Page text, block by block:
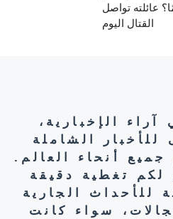
72 عامًا؟ عائلته تواصل
القتال اليوم
الإخبارية،
للأخبار الشاملة
أنحاء العالم.
لكم تغطية دقيقة
للأحداث الجارية
سواء كانت